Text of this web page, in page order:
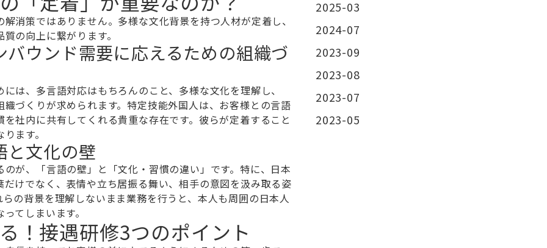
消策ではありません。多様な文化背景を持つ人材が定着し、
の向上に繋がります。
ウンド需要に応えるための組織づ
は、多言語対応はもちろんのこと、多様な文化を理解し、
づくりが求められます。特定技能外国人は、お客様との言語
社内に共有してくれる貴重な存在です。彼らが定着すること
ます。
と文化の壁
が、「言語の壁」と「文化・習慣の違い」です。特に、日本
けでなく、表情や立ち居振る舞い、相手の意図を汲み取る姿
の背景を理解しないまま業務を行うと、本人も周囲の日本人
てしまいます。
！接遇研修3つのポイント
2025-03
2024-07
2023-09
2023-08
2023-07
2023-05